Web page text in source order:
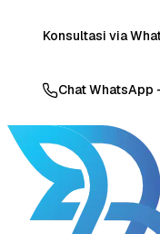
Konsultasi via
Chat